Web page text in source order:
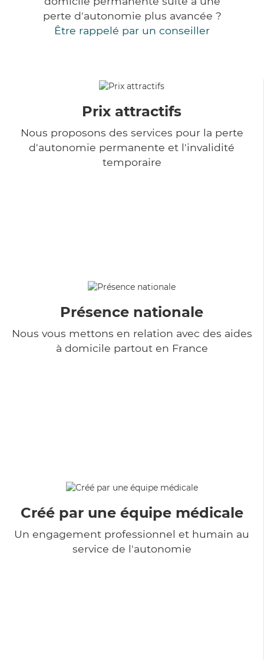
perte d'autonomie plus avancée ?
Être rappelé par un conseiller
Prix attractifs
Nous proposons des services pour la perte
d'autonomie permanente et l'invalidité
temporaire
Présence nationale
Nous vous mettons en relation avec des aides
à domicile partout en France
Créé par une équipe médicale
Un engagement professionnel et humain au
service de l'autonomie